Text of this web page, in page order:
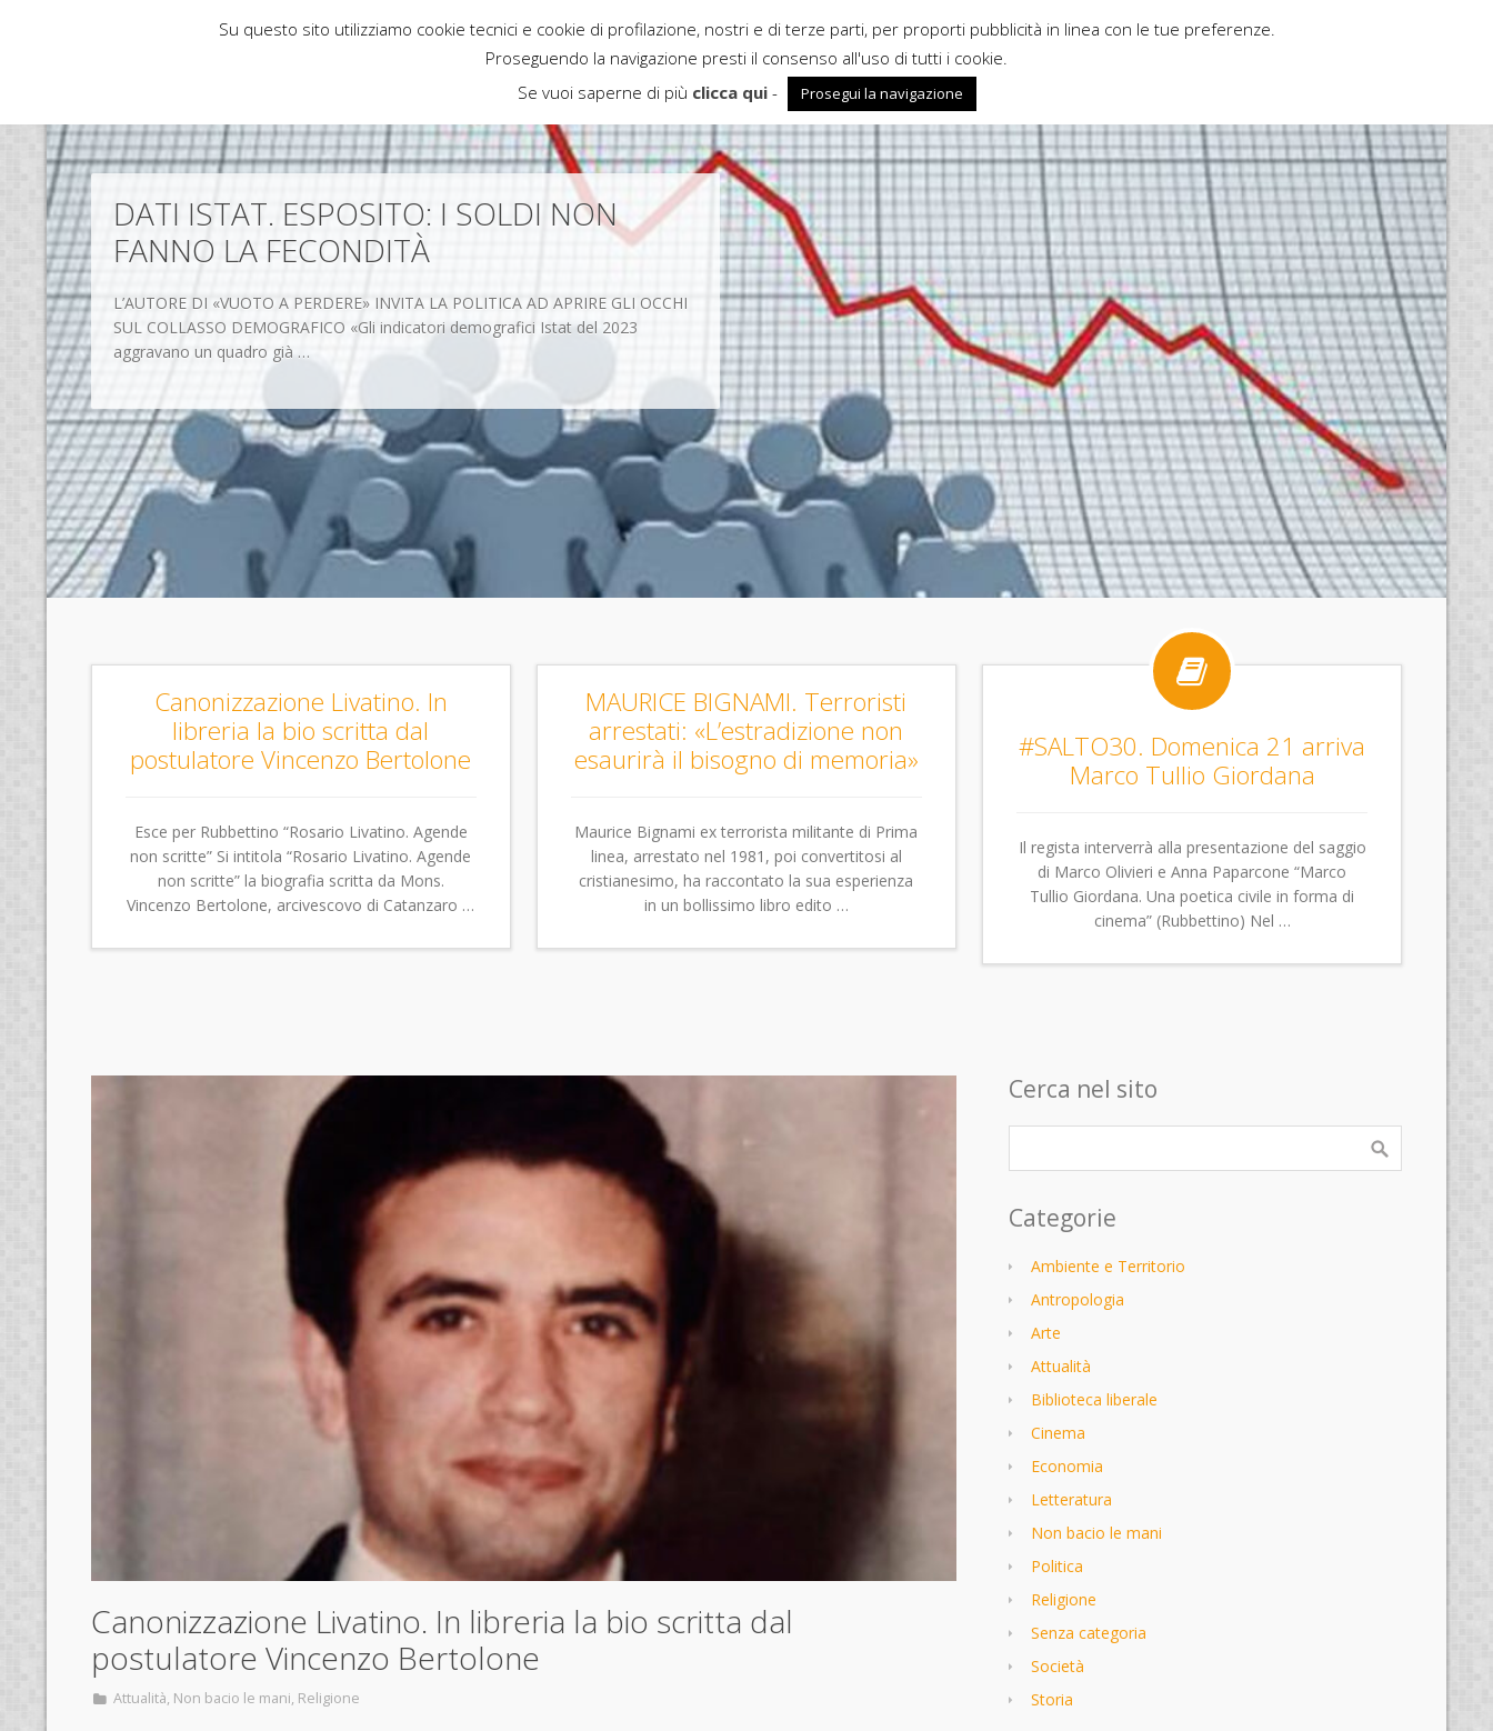
Rubbettino News
DATI ISTAT. ESPOSITO: I SOLDI NON
FANNO LA FECONDITÀ
L’AUTORE DI «VUOTO A PERDERE» INVITA LA POLITICA AD APRIRE GLI OCCHI
SUL COLLASSO DEMOGRAFICO «Gli indicatori demografici Istat del 2023
aggravano un quadro già …
Canonizzazione Livatino. In
libreria la bio scritta dal
postulatore Vincenzo Bertolone
Esce per Rubbettino “Rosario Livatino. Agende
non scritte” Si intitola “Rosario Livatino. Agende
non scritte” la biografia scritta da Mons.
Vincenzo Bertolone, arcivescovo di Catanzaro …
MAURICE BIGNAMI. Terroristi
arrestati: «L’estradizione non
esaurirà il bisogno di memoria»
Maurice Bignami ex terrorista militante di Prima
linea, arrestato nel 1981, poi convertitosi al
cristianesimo, ha raccontato la sua esperienza
in un bollissimo libro edito …

#SALTO30. Domenica 21 arriva
Marco Tullio Giordana
Il regista interverrà alla presentazione del saggio
di Marco Olivieri e Anna Paparcone “Marco
Tullio Giordana. Una poetica civile in forma di
cinema” (Rubbettino) Nel …
Canonizzazione Livatino. In libreria la bio scritta dal
postulatore Vincenzo Bertolone
Attualità, Non bacio le mani, Religione
Cerca nel sito
Categorie
Ambiente e Territorio
Antropologia
Arte
Attualità
Biblioteca liberale
Cinema
Economia
Letteratura
Non bacio le mani
Politica
Religione
Senza categoria
Società
Storia
Su questo sito utilizziamo cookie tecnici e cookie di profilazione, nostri e di terze parti, per proporti pubblicità in linea con le tue preferenze.
Proseguendo la navigazione presti il consenso all'uso di tutti i cookie.
Se vuoi saperne di più clicca qui- Prosegui la navigazione